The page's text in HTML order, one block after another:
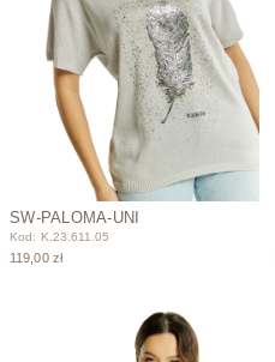
SW-PALOMA-UNI
Kod: K.23.611.05
119,00 zł